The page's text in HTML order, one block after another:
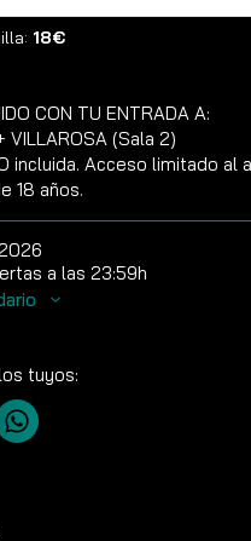
18€
CON TU ENTRADA A:
VILLAROSA (Sala 2)
incluida. Acceso limitado al
18 años.
a las 23:59h
tuyos: